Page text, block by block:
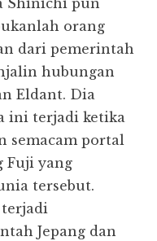
Shinichi pun
orang
dari pemerintah
hubungan
Eldant. Dia
ini terjadi ketika
semacam portal
Fuji yang
tersebut.
terjadi
Jepang dan